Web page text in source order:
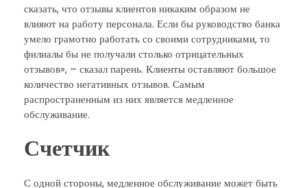
сказать, что отзывы клиентов никаким образом не
влияют на работу персонала. Если бы руководство банка
умело грамотно работать со своими сотрудниками, то
филиалы бы не получали столько отрицательных
отзывов», – сказал парень. Клиенты оставляют большое
количество негативных отзывов. Самым
распространенным из них является медленное
обслуживание.
Счетчик
С одной стороны, медленное обслуживание может быть